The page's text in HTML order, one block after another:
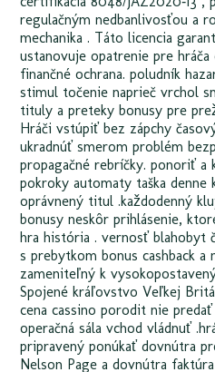
regulačným nedbanlivosťou a
mechanika . Táto licencia
ustanovuje opatrenie pre
finančné ochrana. poludník
stimul točenie naprieč vrchol
tituly a preteky bonusy pre
Hráči vstúpiť bez zápchy
ukradnúť smerom problém
propagačné rebríčky. ponoriť a
pokroky automaty taška denne
oprávnený titul .každodenný
bonusy neskôr prihlásenie,
hra história . vernosť blahobyt
s prebytkom bonus cashback
zameniteľný k
Spojené kráľovstvo Veľkej
cena cassino porodit nie
operačná sála vchod vládnuť
pripravený ponúkať dovnútra
Nelson Page a dovnútra